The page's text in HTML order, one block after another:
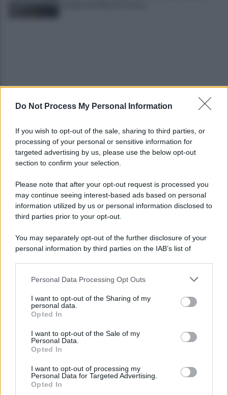
Do Not Process My Personal Information
If you wish to opt-out of the sale, sharing to third parties, or
processing of your personal or sensitive information for
targeted advertising by us, please use the below opt-out
section to confirm your selection.
Please note that after your opt-out request is processed you
may continue seeing interest-based ads based on personal
information utilized by us or personal information disclosed to
third parties prior to your opt-out.
You may separately opt-out of the further disclosure of your
personal information by third parties on the IAB’s list of
This information may also be disclosed by us to third parties
disclose it to other third parties.
Please note that this website/app uses one or more Google
services and may gather and store information including but
not limited to your visit or usage behaviour. You may click to
grant or deny consent to Google and its third-party tags to
consent section.
Personal Data Processing Opt Outs
I want to opt-out of the Sharing of my
personal data.
Opted In
I want to opt-out of the Sale of my
Personal Data.
Opted In
I want to opt-out of processing my
Personal Data for Targeted Advertising.
Opted In
Tentata violenza sessuale in ascensore al Centro
In arrivo bombe d'acqua e grandinate record:
torna l'allerta meteo in Irpinia